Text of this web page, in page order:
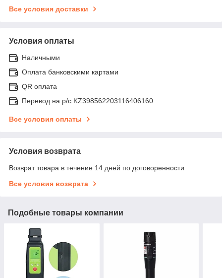
Все условия доставки
Условия оплаты
Наличными
Оплата банковскими картами
QR оплата
Перевод на р/с KZ398562203116406160
Все условия оплаты
Условия возврата
Возврат товара в течение 14 дней по договоренности
Все условия возврата
Подобные товары компании